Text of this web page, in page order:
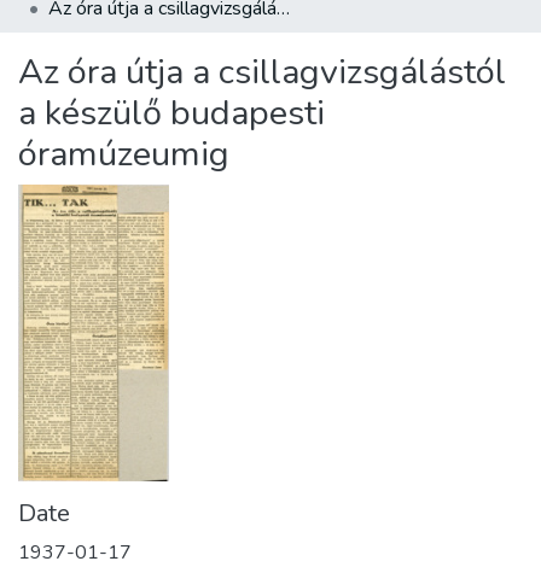
About us
Az óra útja a csillagvizsgálástól a készülő budapesti óramúzeumig
Az óra útja a csillagvizsgálástól
a készülő budapesti
óramúzeumig
Date
1937-01-17